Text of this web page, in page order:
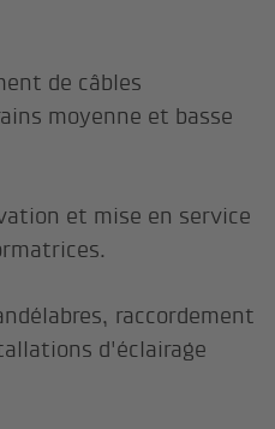
de câbles
moyenne et basse
et mise en service
raccordement
d'éclairage